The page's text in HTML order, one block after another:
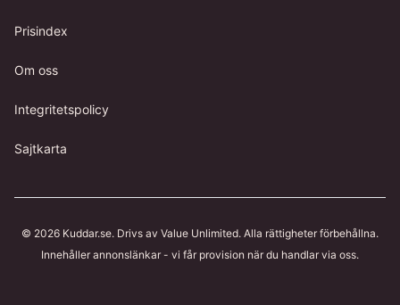
Prisindex
Om oss
Integritetspolicy
Sajtkarta
© 2026 Kuddar.se. Drivs av Value Unlimited. Alla rättigheter förbehållna.
Innehåller annonslänkar - vi får provision när du handlar via oss.